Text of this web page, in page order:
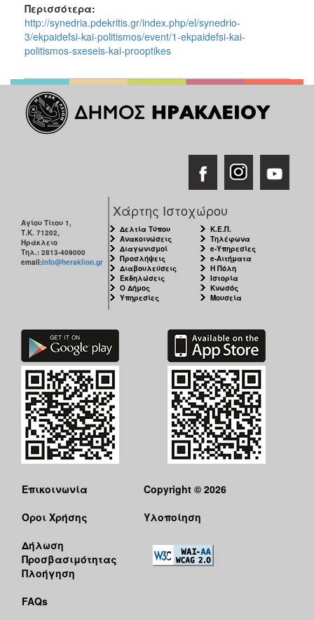
Περισσότερα:
http://synedria.pdekritis.gr/index.php/el/synedrio-
3/ekpaidefsi-kai-politismos/event/1-ekpaidefsi-kai-
politismos-sxeseis-kai-prooptikes
Αγίου Τίτου 1,
Τ.Κ. 71202,
Ηράκλειο
Τηλ.: 2813-409000
email:info@heraklion.gr
Χάρτης Ιστοχώρου
Δελτία Τύπου
Ανακοινώσεις
Διαγωνισμοί
Προσλήψεις
Διαβουλεύσεις
Εκδηλώσεις
Ο Δήμος
Υπηρεσίες
Κ.Ε.Π.
Τηλέφωνα
e-Υπηρεσίες
e-Αιτήματα
Η Πόλη
Ιστορία
Κνωσός
Μουσεία
Επικοινωνία
Όροι Χρήσης
Δήλωση
Προσβασιμότητας
Πλοήγηση
FAQs
Copyright © 2026
Υλοποίηση